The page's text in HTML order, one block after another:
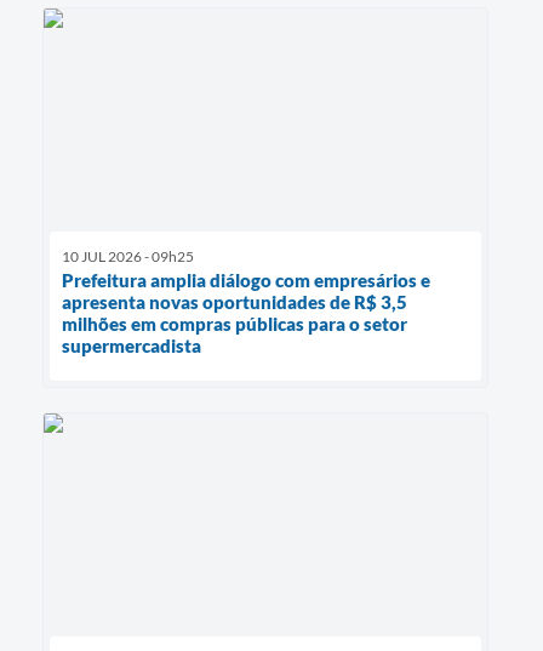
10 JUL 2026 - 09h25
Prefeitura amplia diálogo com empresários e
apresenta novas oportunidades de R$ 3,5
milhões em compras públicas para o setor
supermercadista